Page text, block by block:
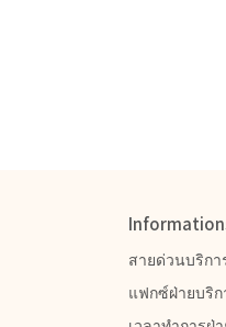
สายด่วนบริกา
แฟกซ์ฝ่ายบริก